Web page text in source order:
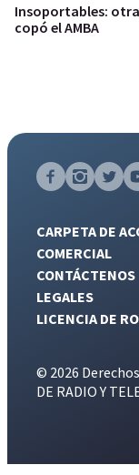
Insoportables:
copó el AMBA
CARPETA DE
COMERCIAL
CONTÁCTENOS
LEGALES
LICENCIA DE
© 2026
DE RADIO Y